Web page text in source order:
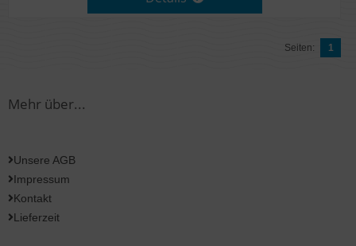
Seiten: 1
Mehr über...
Unsere AGB
Impressum
Kontakt
Lieferzeit